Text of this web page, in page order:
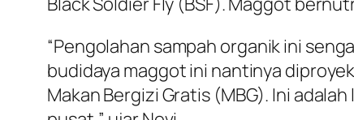
“Pengolahan sampah organik ini
budidaya maggot ini nantinya
Makan Bergizi Gratis (MBG). Ini